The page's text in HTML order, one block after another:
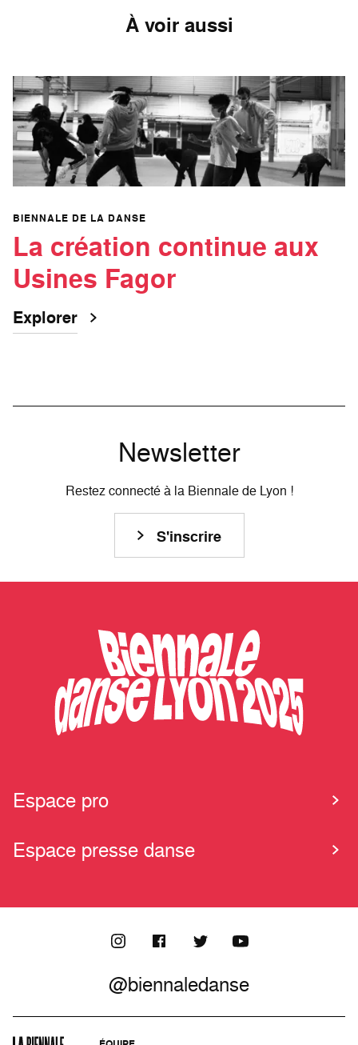
À voir aussi
BIENNALE DE LA DANSE
La création continue aux
Usines Fagor
Explorer
Newsletter
Restez connecté à la Biennale de Lyon !
S'inscrire
Espace pro
Espace presse danse
@biennaledanse